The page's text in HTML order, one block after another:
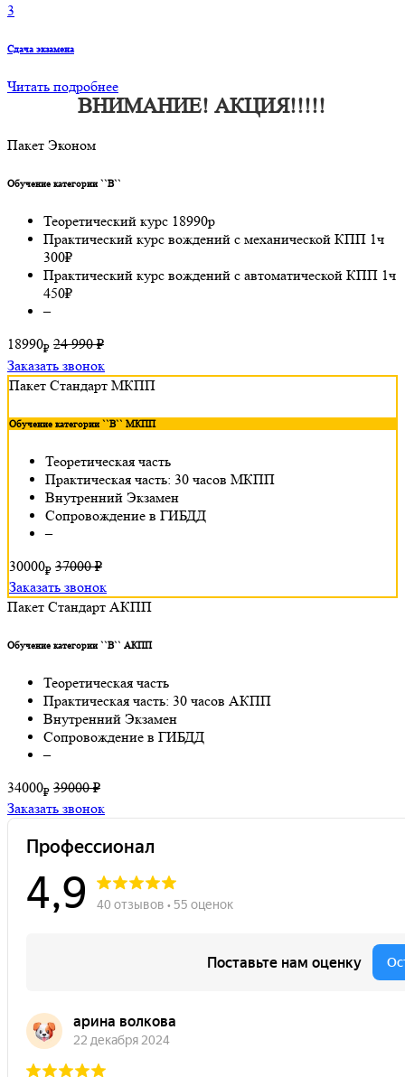
3
Сдача экзамена
Читать подробнее
ВНИМАНИЕ! АКЦИЯ!!!!!
Пакет Эконом
Обучение категории ``B``
Теоретический курс 18990р
Практический курс вождений с механической КПП 1ч
300₽
Практический курс вождений с автоматической КПП 1ч
450₽
–
18990₽ 24 990 ₽
Заказать звонок
Пакет Стандарт МКПП
Обучение категории ``B`` МКПП
Теоретическая часть
Практическая часть: 30 часов МКПП
Внутренний Экзамен
Сопровождение в ГИБДД
–
30000₽ 37000 ₽
Заказать звонок
Пакет Стандарт АКПП
Обучение категории ``B`` АКПП
Теоретическая часть
Практическая часть: 30 часов АКПП
Внутренний Экзамен
Сопровождение в ГИБДД
–
34000₽ 39000 ₽
Заказать звонок